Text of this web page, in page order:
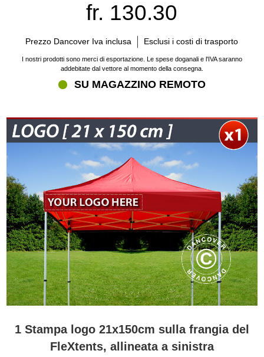
fr. 130.30
Prezzo Dancover Iva inclusa Esclusi i costi di trasporto
I nostri prodotti sono merci di esportazione. Le spese doganali e l'IVA saranno
addebitate dal vettore al momento della consegna.
SU MAGAZZINO REMOTO
1 Stampa logo 21x150cm sulla frangia del
FleXtents, allineata a sinistra